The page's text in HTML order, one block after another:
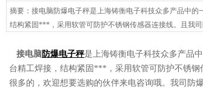
摘要：接电脑防爆电子秤是上海铸衡电子科技众多产品中
结构紧固***，采用软管可防护不锈钢传感器连接线。且我
接电脑防爆电子秤是上海铸衡电子科技众多产品
台精工焊接，结构紧固***，采用软管可防护不锈
很多的，欢迎想要选购的伙伴来电咨询哦。我司防